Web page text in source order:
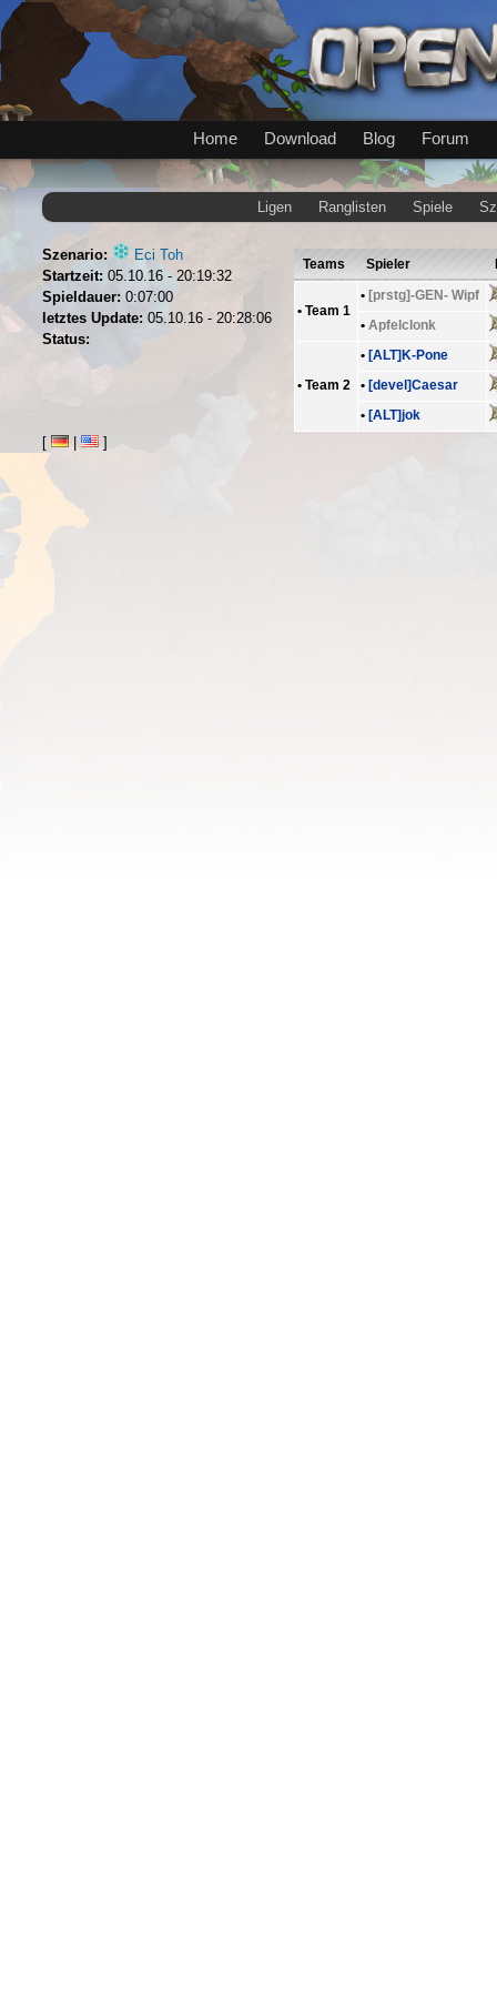
Home Download Blog Forum
Ligen Ranglisten Spiele
Szenario:
Eci Toh
Startzeit: 05.10.16 - 20:19:32
Spieldauer: 0:07:00
letztes Update: 05.10.16 - 20:28:06
Status:
Teams Spieler
• Team 1
• [prstg]-GEN- Wipf
• Apfelclonk
• Team 2
• [ALT]K-Pone
• [devel]Caesar
• [ALT]jok
[ ]